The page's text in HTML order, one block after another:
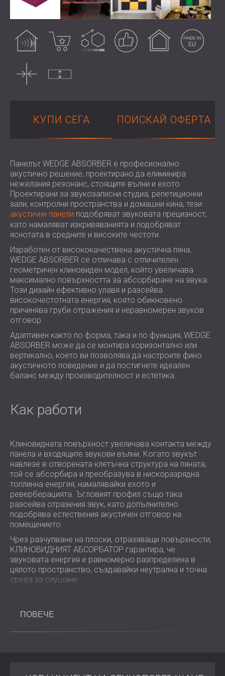
ХОТЕЛИ
ЗВУКОИЗОЛАЦИЯ И АКУСТИКА НА
ЗАЛИ
ЗВУКОИЗОЛАЦИОННИ И АКУСТИЧНИ
РЕШЕНИЯ ЗА ТЪРГОВСКИ ПОМЕЩЕНИЯ
ЗВУКОИЗОЛАЦИЯ И АКУСТИКА НА
УЧЕБНИ ЗАВЕДЕНИЯ
ЗВУКОИЗОЛАЦИОННИ И АКУСТИЧНИ
РЕШЕНИЯ ЗА АУДИОЛОГИЧНИЯ
ЗВУКОИЗОЛАЦИОННИ И АКУСТИЧНИ
РЕШЕНИЯ ЗА ЦЕНТРОВЕ ЗА ДАННИ
POLAND (PL)
FINLAND (FI)
РОССИЯ (RU)
USA (US)
акустиката
персонализиране
резултат
употреба
КУПИ СЕГА ПОИСКАЙ ОФЕРТА
Панелът WEDGE ABSORBER е професионално
акустично решение, проектирано да елиминира
нежелания резонанс, стоящите вълни и ехото.
Проектирани за звукозаписни студиа, репетиционни
зали, контролни пространства и домашни кина, тези
акустични панели подобряват звуковата прецизност,
като намаляват изкривяванията и подобряват
яснотата в средните и високите честоти.
Изработен от висококачествена акустична пяна,
WEDGE ABSORBER се отличава с отличителен
геометричен клиновиден модел, който увеличава
максимално повърхността за абсорбиране на звука.
Този дизайн ефективно улавя и разсейва
високочестотната енергия, която обикновено
причинява груби отражения и неравномерен звуков
отговор.
Адаптивен както по форма, така и по функция, WEDGE
ABSORBER може да се монтира хоризонтално или
вертикално, което ви позволява да настроите фино
акустичното поведение и да постигнете идеален
баланс между производителност и естетика.
Как работи
Клиновидната повърхност увеличава контакта между
панела и входящите звукови вълни. Когато звукът
навлезе в отворената клетъчна структура на пяната,
той се абсорбира и преобразува в нискоразрядна
топлинна енергия, намалявайки ехото и
реверберацията. Ъгловият профил също така
разсейва отразения звук, като допълнително
подобрява естествения акустичен отговор на
помещението.
Чрез разчупване на плоски, отразяващи повърхности,
КЛИНОВИДНИЯТ АБСОРБАТОР гарантира, че
звуковата енергия е равномерно разпределена в
цялото пространство, създавайки неутрална и точна
среда за слушане.
Основни предимства
ПОВЕЧЕ